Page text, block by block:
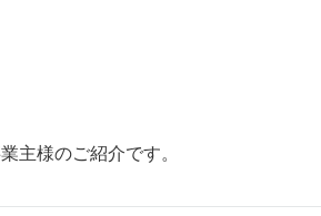
主様のご紹介です。